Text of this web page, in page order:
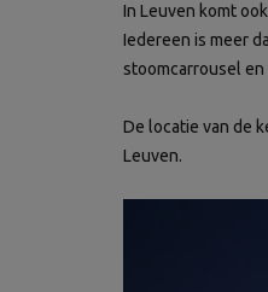
In Leuven komt
Iedereen is meer
stoomcarrousel
De locatie van de
Leuven.